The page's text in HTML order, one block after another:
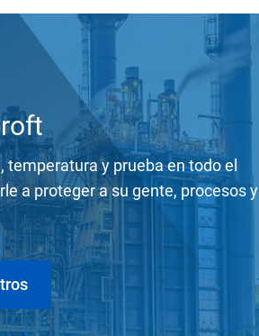
y prueba en todo el
a proteger a su gente, procesos y